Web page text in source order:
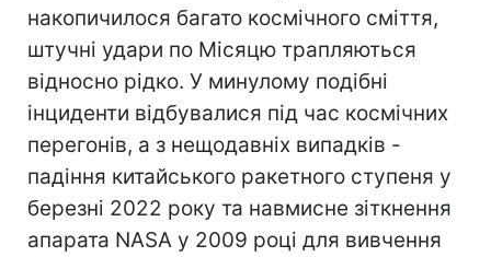
накопичилося багато космічного сміття,
штучні удари по Місяцю трапляються
відносно рідко. У минулому подібні
інциденти відбувалися під час космічних
перегонів, а з нещодавніх випадків -
падіння китайського ракетного ступеня у
березні 2022 року та навмисне зіткнення
апарата NASA у 2009 році для вивчення